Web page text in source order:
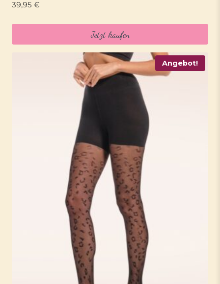
39,95 €
Jetzt kaufen
Angebot!